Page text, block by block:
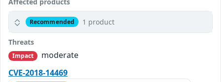
Recommended 1 product
Threats
Impact
moderate
CVE-2018-14469